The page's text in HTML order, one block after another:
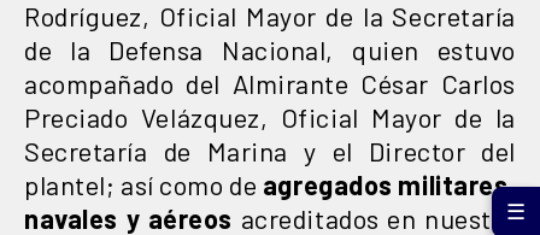
Rodríguez, Oficial Mayor de la Secretaría
de la Defensa Nacional, quien estuvo
acompañado del Almirante César Carlos
Preciado Velázquez, Oficial Mayor de la
Secretaría de Marina y el Director del
plantel; así como de agregados militares,
navales y aéreos acreditados en nuestro☰